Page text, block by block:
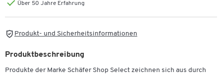
Über 50 Jahre Erfahrung
Produkt- und Sicherheitsinformationen
Produktbeschreibung
Produkte der Marke Schäfer Shop Select zeichnen sich aus durch